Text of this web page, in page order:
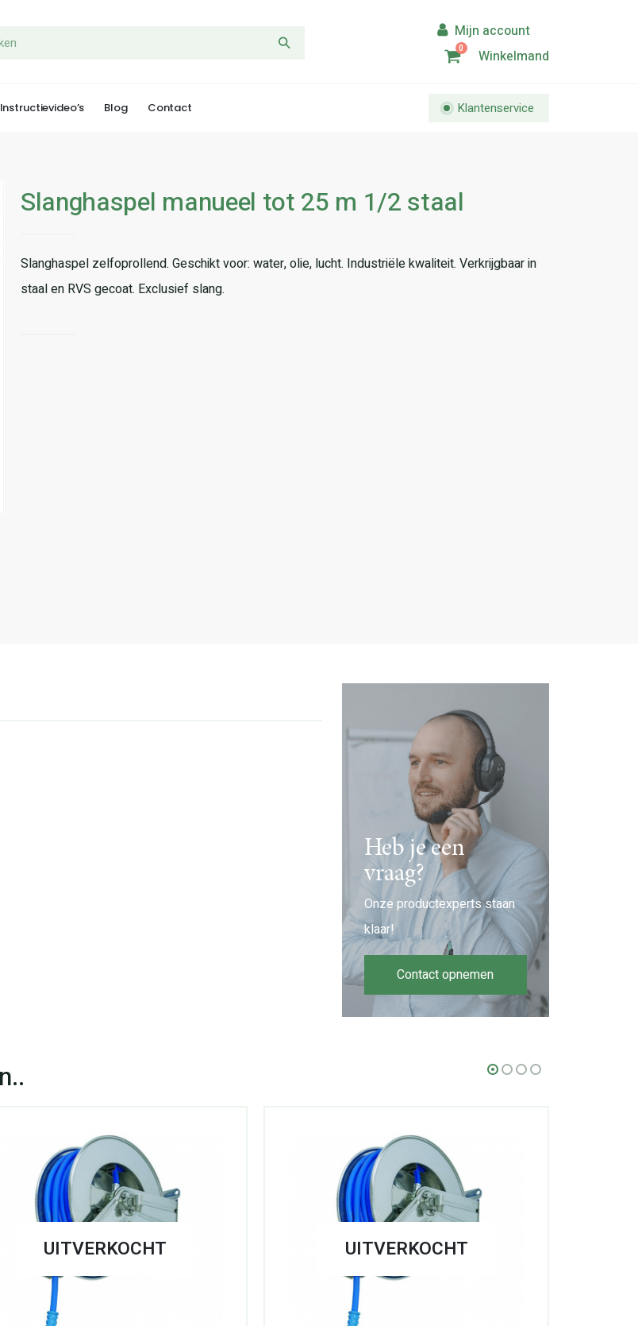
0 Winkelmand
Instructievideo’s Blog Contact Klantenservice
Slanghaspel manueel tot 25 m 1/2 staal
Slanghaspel zelfoprollend. Geschikt voor: water, olie, lucht. Industriële kwaliteit. Verkrijgbaar in
staal en RVS gecoat. Exclusief slang.
Heb je een
vraag?
Onze productexperts staan
klaar!
Contact opnemen
UITVERKOCHT UITVERKOCHT